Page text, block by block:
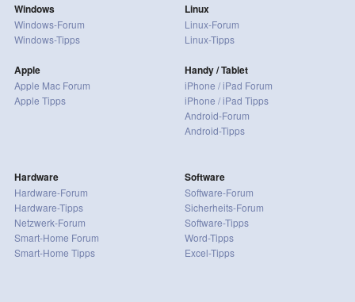
Windows
Windows-Forum
Windows-Tipps
Apple
Apple Mac Forum
Apple Tipps
Linux
Linux-Forum
Linux-Tipps
Handy / Tablet
iPhone / iPad Forum
iPhone / iPad Tipps
Android-Forum
Android-Tipps
Hardware
Hardware-Forum
Hardware-Tipps
Netzwerk-Forum
Smart-Home Forum
Smart-Home Tipps
Software
Software-Forum
Sicherheits-Forum
Software-Tipps
Word-Tipps
Excel-Tipps